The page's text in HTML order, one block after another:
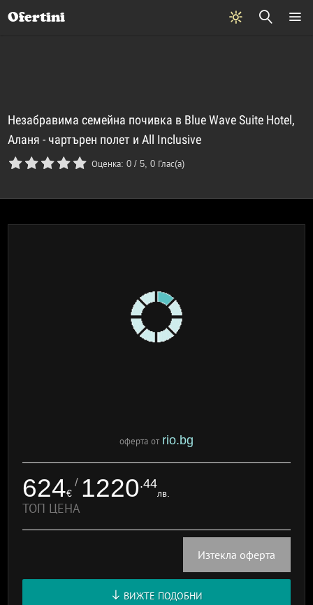
Ofertini
Незабравима семейна почивка в Blue Wave Suite Hotel,
Аланя - чартърен полет и All Inclusive
Оценка:0 /5,0 Глас(а)
оферта от rio.bg
624€
/ 1220.44
лв.
ТОП ЦЕНА
Изтекла оферта
ВИЖТЕ ПОДОБНИ